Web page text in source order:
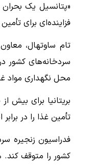
«پتانسیل یک
فزاینده‌ای برای
سردخانه‌های کشور
محل نگهداری مواد
بریتانیا برای
تأمین غذا را در
فدراسیون زنجیره
کشور را متوقف کند.